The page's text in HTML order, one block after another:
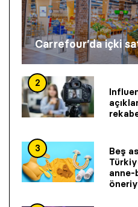
Carrefour’da içki
2
3
Beş
anne-